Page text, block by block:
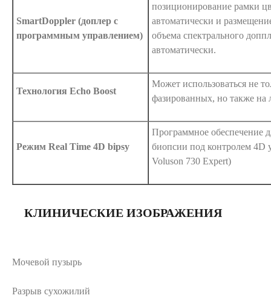
SmartDoppler (доплер с
программным управлением)
позиционирование рамки
автоматически и
объема спектрального
автоматически.
Технология Echo Boost
Может использоваться не
фазированных, но также на
Режим Real Time 4D bipsy
Программное обеспечение
биопсии под контролем 4D
Voluson 730 Expert)
КЛИНИЧЕСКИЕ ИЗОБРАЖЕНИЯ
Мочевой пузырь
Разрыв сухожилий